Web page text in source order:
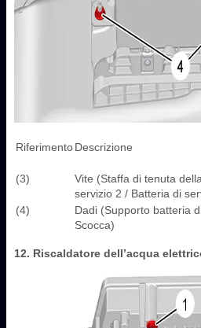
RiferimentoDescrizione
(3)
Vite (Staffa di tenuta
servizio 2 / Batteria di
(4)
Dadi (Supporto batteria
Scocca)
12. Riscaldatore dell’acqua